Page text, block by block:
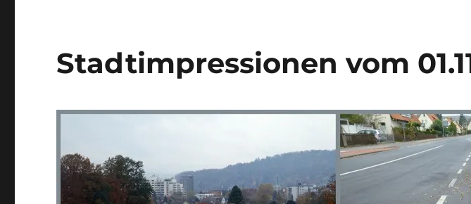
Stadtimpressionen vom